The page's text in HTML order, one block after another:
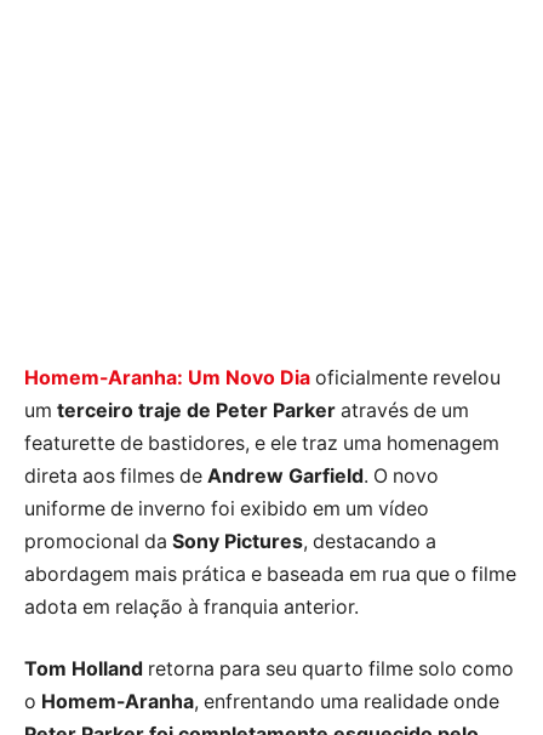
Homem-Aranha: Um Novo Dia oficialmente revelou
um terceiro traje de Peter Parker através de um
featurette de bastidores, e ele traz uma homenagem
direta aos filmes de Andrew Garfield. O novo
uniforme de inverno foi exibido em um vídeo
promocional da Sony Pictures, destacando a
abordagem mais prática e baseada em rua que o filme
adota em relação à franquia anterior.
Tom Holland retorna para seu quarto filme solo como
o Homem-Aranha, enfrentando uma realidade onde